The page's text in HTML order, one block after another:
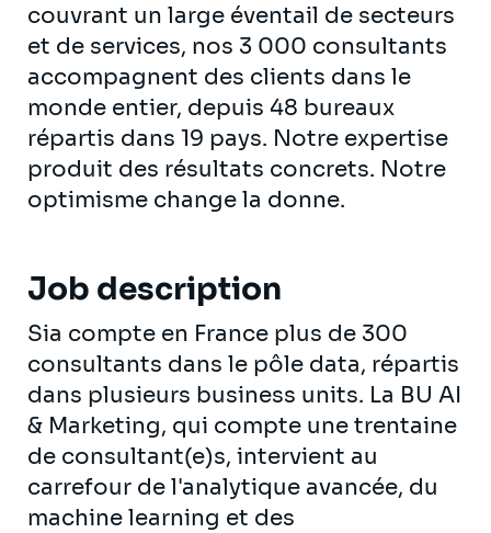
couvrant un large éventail de secteurs
et de services, nos 3 000 consultants
accompagnent des clients dans le
monde entier, depuis 48 bureaux
répartis dans 19 pays. Notre expertise
produit des résultats concrets. Notre
optimisme change la donne.
Job description
Sia compte en France plus de 300
consultants dans le pôle data, répartis
dans plusieurs business units. La BU AI
& Marketing, qui compte une trentaine
de consultant(e)s, intervient au
carrefour de l'analytique avancée, du
machine learning et des